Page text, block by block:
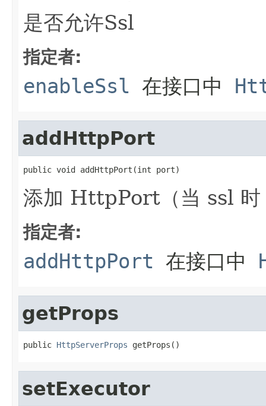
是否允许Ssl
指定者:
enableSsl 在接口中
addHttpPort
public void addHttpPort(int port)
添加 HttpPort（当 ssl 时
指定者:
addHttpPort 在接口中
getProps
public HttpServerProps getProps()
setExecutor